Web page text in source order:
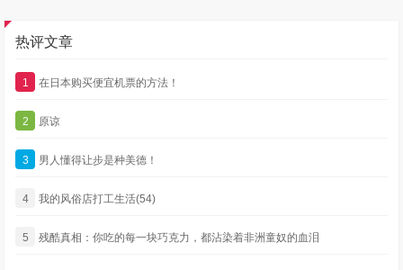
热评文章
1 在日本购买便宜机票的方法！
2 原谅
3 男人懂得让步是种美德！
4 我的风俗店打工生活(54)
5 残酷真相：你吃的每一块巧克力，都沾染着非洲童奴的血泪